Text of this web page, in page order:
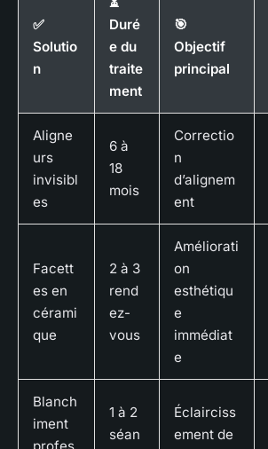
✅
Solutio
n
Duré
e du
traite
ment
🎯
Objectif
principal
Aligne
urs
invisibl
es
6 à
18
mois
Correctio
n
d’alignem
ent
Facett
es en
cérami
que
2 à 3
rend
ez-
vous
Améliorati
on
esthétiqu
e
immédiat
e
Blanch
iment
1 à 2
séan
Éclairciss
ement de